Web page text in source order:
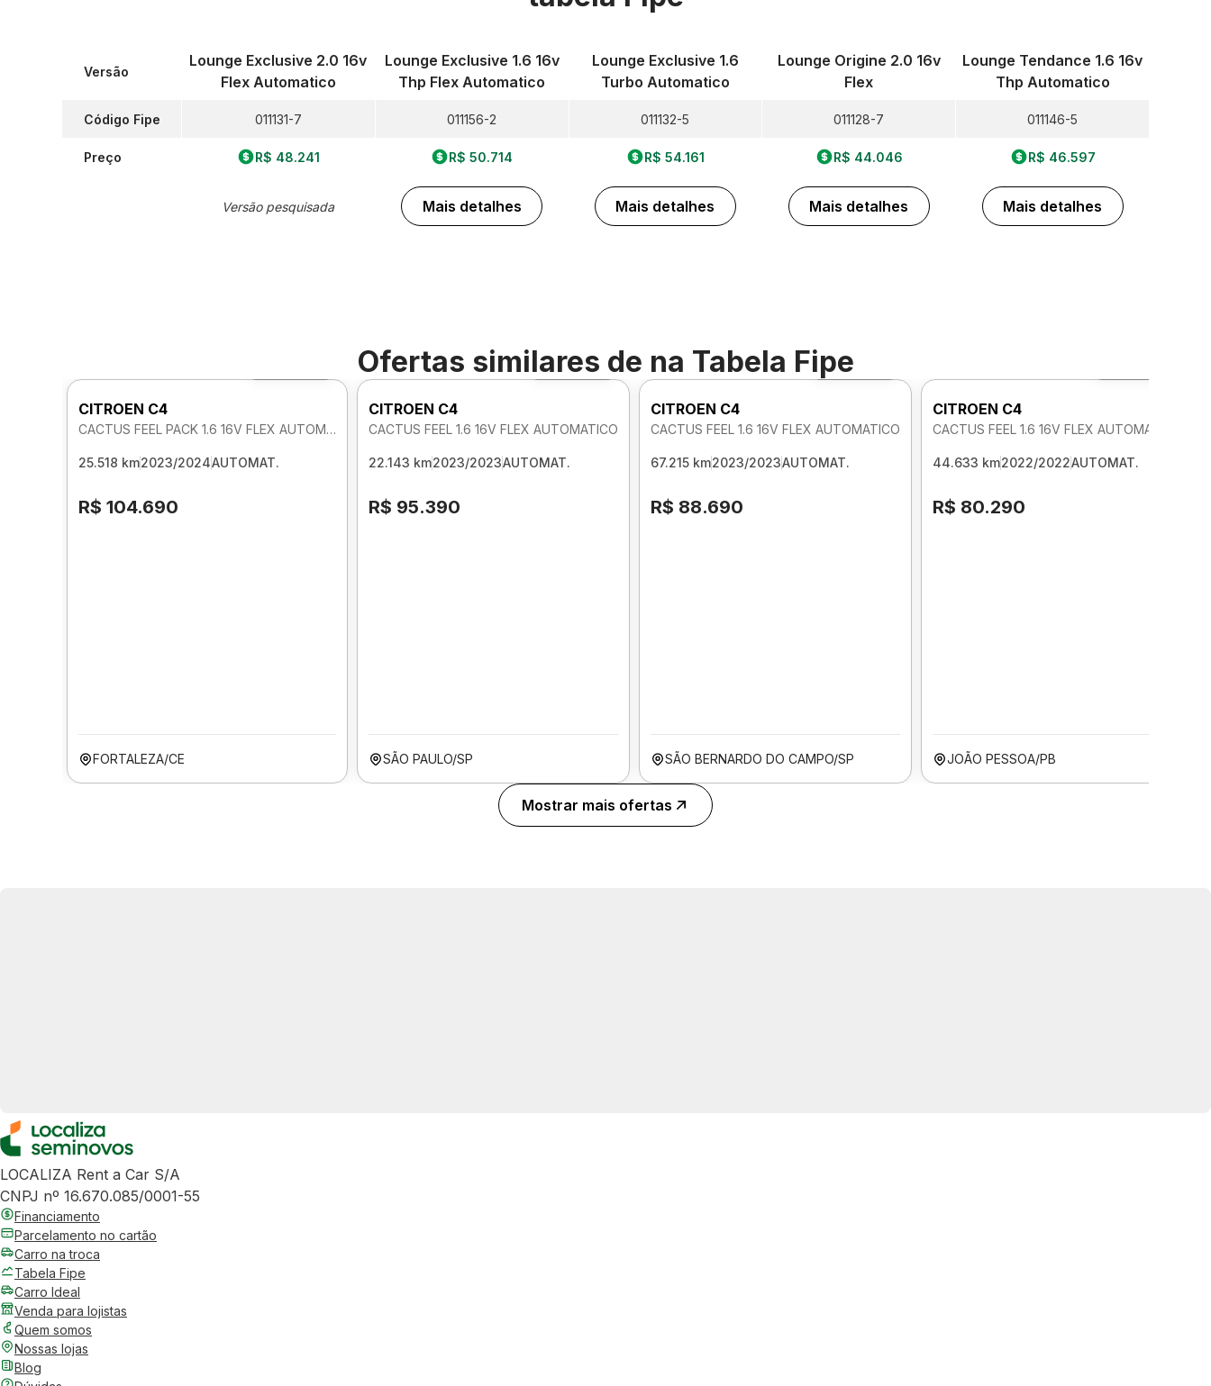
Versão
Código Fipe
Preço
Lounge Exclusive 2.0 16v
Flex Automatico
011131-7
R$ 48.241
Versão pesquisada
Lounge Exclusive 1.6 16v
Thp Flex Automatico
011156-2
R$ 50.714
Mais detalhes
Lounge Exclusive 1.6
Turbo Automatico
011132-5
R$ 54.161
Mais detalhes
Lounge Origine 2.0 16v
Flex
011128-7
R$ 44.046
Mais detalhes
Lounge Tendance 1.6 16v
Thp Automatico
011146-5
R$ 46.597
Mais detalhes
Ofertas similares de na Tabela Fipe
CITROEN C4
CACTUS FEEL PACK 1.6 16V FLEX AUTOMATICO
25.518 km2023/2024AUTOMAT.
R$ 104.690
FORTALEZA/CE
Foto 360º
CITROEN C4
CACTUS FEEL 1.6 16V FLEX AUTOMATICO
22.143 km2023/2023AUTOMAT.
R$ 95.390
SÃO PAULO/SP
Foto 360º
CITROEN C4
CACTUS FEEL 1.6 16V FLEX AUTOMATICO
67.215 km2023/2023AUTOMAT.
R$ 88.690
SÃO BERNARDO DO CAMPO/SP
CITROEN C4
CACTUS FEEL 1.6 16V FLEX AUTOMATICO
44.633 km2022/2022AUTOMAT.
R$ 80.290
JOÃO PESSOA/PB
Mostrar mais ofertas
LOCALIZA Rent a Car S/A
CNPJ nº 16.670.085/0001-55
Financiamento
Parcelamento no cartão
Carro na troca
Tabela Fipe
Carro Ideal
Venda para lojistas
Quem somos
Nossas lojas
Blog